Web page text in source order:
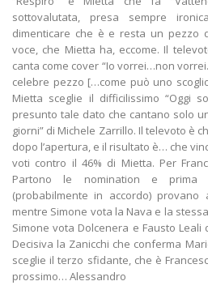
sottovalutata, presa sempre
dimenticare che è e resta un pezzo
voce, che Mietta ha, eccome. Il
canta come cover “Io vorrei…non
celebre pezzo […come può uno
Mietta sceglie il difficilissimo “Oggi
presunto tale dato che cantano solo
giorni” di Michele Zarrillo. Il televoto è
dopo l’apertura, e il risultato è… che
voti contro il 46% di Mietta. Per
Partono le nomination e prima
(probabilmente in accordo)
mentre Simone vota la Nava e la
Simone vota Dolcenera e Fausto
Decisiva la Zanicchi che conferma
sceglie il terzo sfidante, che è
prossimo… Alessandro